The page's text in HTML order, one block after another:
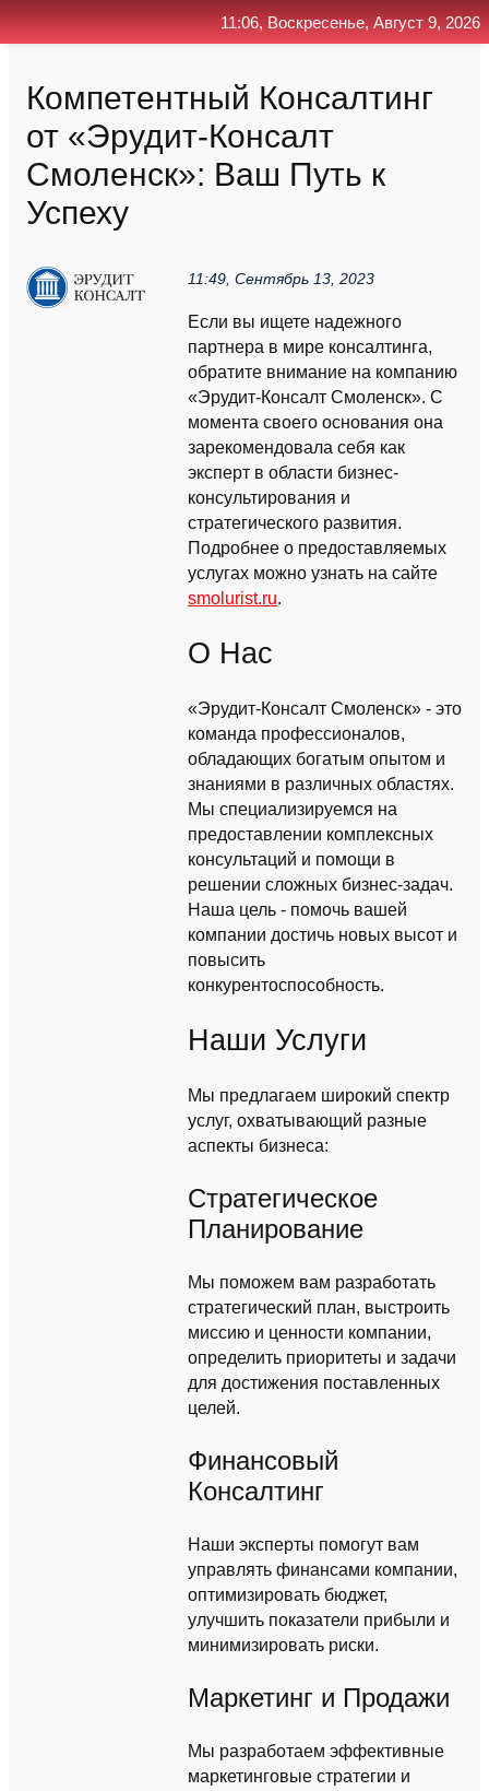
Компетентный Консалтинг
от «Эрудит-Консалт
Смоленск»: Ваш Путь к
Успеху
11:49, Сентябрь 13, 2023
Если вы ищете надежного
партнера в мире консалтинга,
обратите внимание на компанию
«Эрудит-Консалт Смоленск». С
момента своего основания она
зарекомендовала себя как
эксперт в области бизнес-
консультирования и
стратегического развития.
Подробнее о предоставляемых
услугах можно узнать на сайте
smolurist.ru.
О Нас
«Эрудит-Консалт Смоленск» - это
команда профессионалов,
обладающих богатым опытом и
знаниями в различных областях.
Мы специализируемся на
предоставлении комплексных
консультаций и помощи в
решении сложных бизнес-задач.
Наша цель - помочь вашей
компании достичь новых высот и
повысить
конкурентоспособность.
Наши Услуги
Мы предлагаем широкий спектр
услуг, охватывающий разные
аспекты бизнеса:
Стратегическое
Планирование
Мы поможем вам разработать
стратегический план, выстроить
миссию и ценности компании,
определить приоритеты и задачи
для достижения поставленных
целей.
Финансовый
Консалтинг
Наши эксперты помогут вам
управлять финансами компании,
оптимизировать бюджет,
улучшить показатели прибыли и
минимизировать риски.
Маркетинг и Продажи
Мы разработаем эффективные
маркетинговые стратегии и
11:06, Воскресенье, Август 9, 2026